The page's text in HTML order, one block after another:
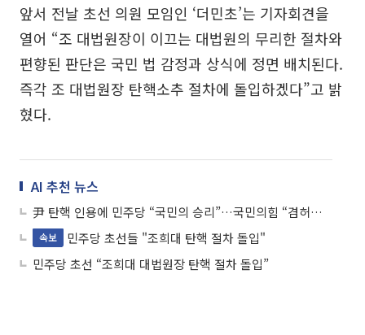
앞서 전날 초선 의원 모임인 ‘더민초’는 기자회견을
열어 “조 대법원장이 이끄는 대법원의 무리한 절차와
편향된 판단은 국민 법 감정과 상식에 정면 배치된다.
즉각 조 대법원장 탄핵소추 절차에 돌입하겠다”고 밝
혔다.
AI 추천 뉴스
尹 탄핵 인용에 민주당 “국민의 승리”…국민의힘 “겸허히 수용”
속보
민주당 초선들 "조희대 탄핵 절차 돌입"
민주당 초선 “조희대 대법원장 탄핵 절차 돌입”